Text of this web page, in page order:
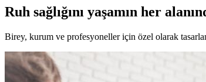
Ruh sağlığını yaşamın her
Birey, kurum ve profesyoneller için özel olarak